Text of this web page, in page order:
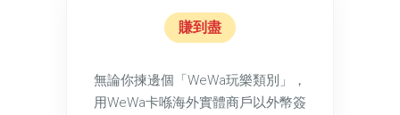
賺到盡
無論你揀邊個「WeWa玩樂類別」，
用WeWa卡喺海外實體商戶以外幣簽